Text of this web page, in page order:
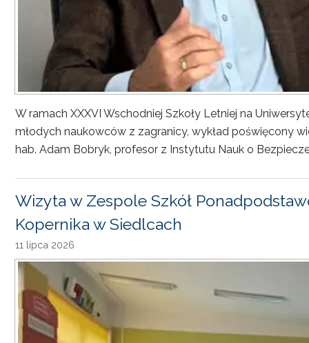
W ramach XXXVI Wschodniej Szkoły Letniej na
młodych naukowców z zagranicy, wykład poświęcony
hab. Adam Bobryk, profesor z Instytutu Nauk o
Wizyta w Zespole Szkół
Kopernika w Siedlcach
11 lipca 2026